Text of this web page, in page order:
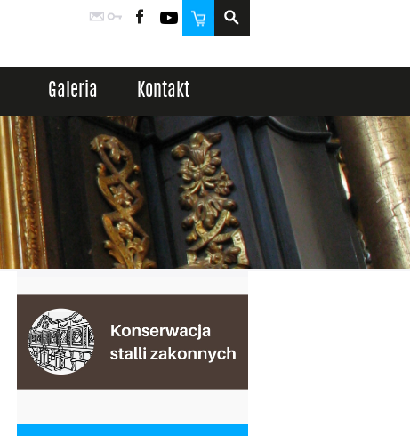
PocztaLogowanie
FacebookYouTube
Sklep
Galeria Kontakt